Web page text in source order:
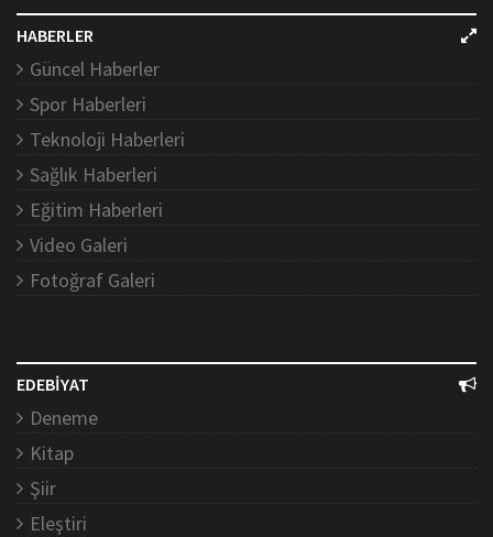
HABERLER
Güncel Haberler
Spor Haberleri
Teknoloji Haberleri
Sağlık Haberleri
Eğitim Haberleri
Video Galeri
Fotoğraf Galeri
EDEBİYAT
Deneme
Kitap
Şiir
Eleştiri